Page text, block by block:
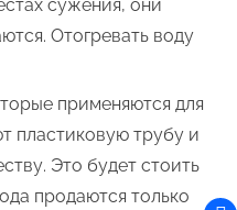
сужения, они
Отогревать воду
применяются для
пластиковую трубу и
Это будет стоить
продаются только